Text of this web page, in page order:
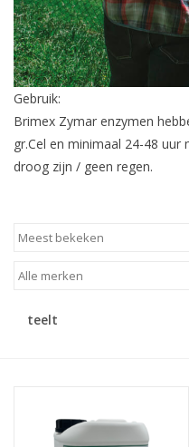
Gebruik:
Brimex Zymar enzymen
gr.Cel en minimaal 24-48
droog zijn / geen regen.
teelt